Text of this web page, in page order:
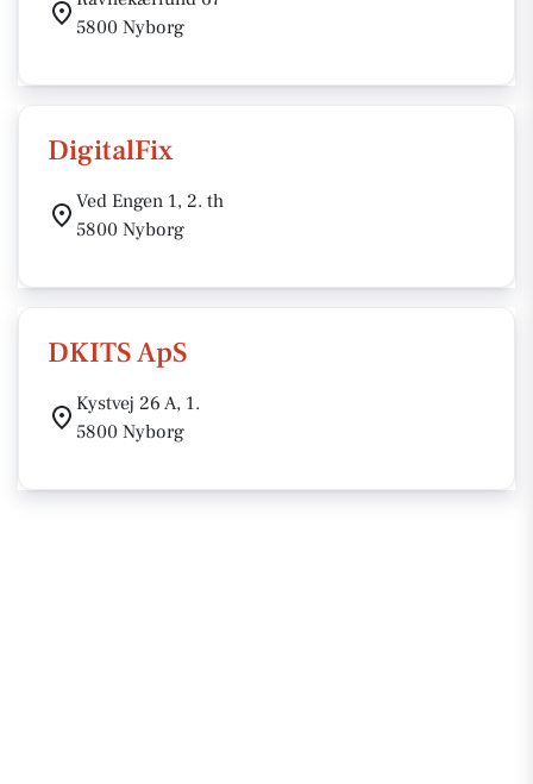
5800 Nyborg
DigitalFix
Ved Engen 1, 2. th
5800 Nyborg
DKITS ApS
Kystvej 26 A, 1.
5800 Nyborg